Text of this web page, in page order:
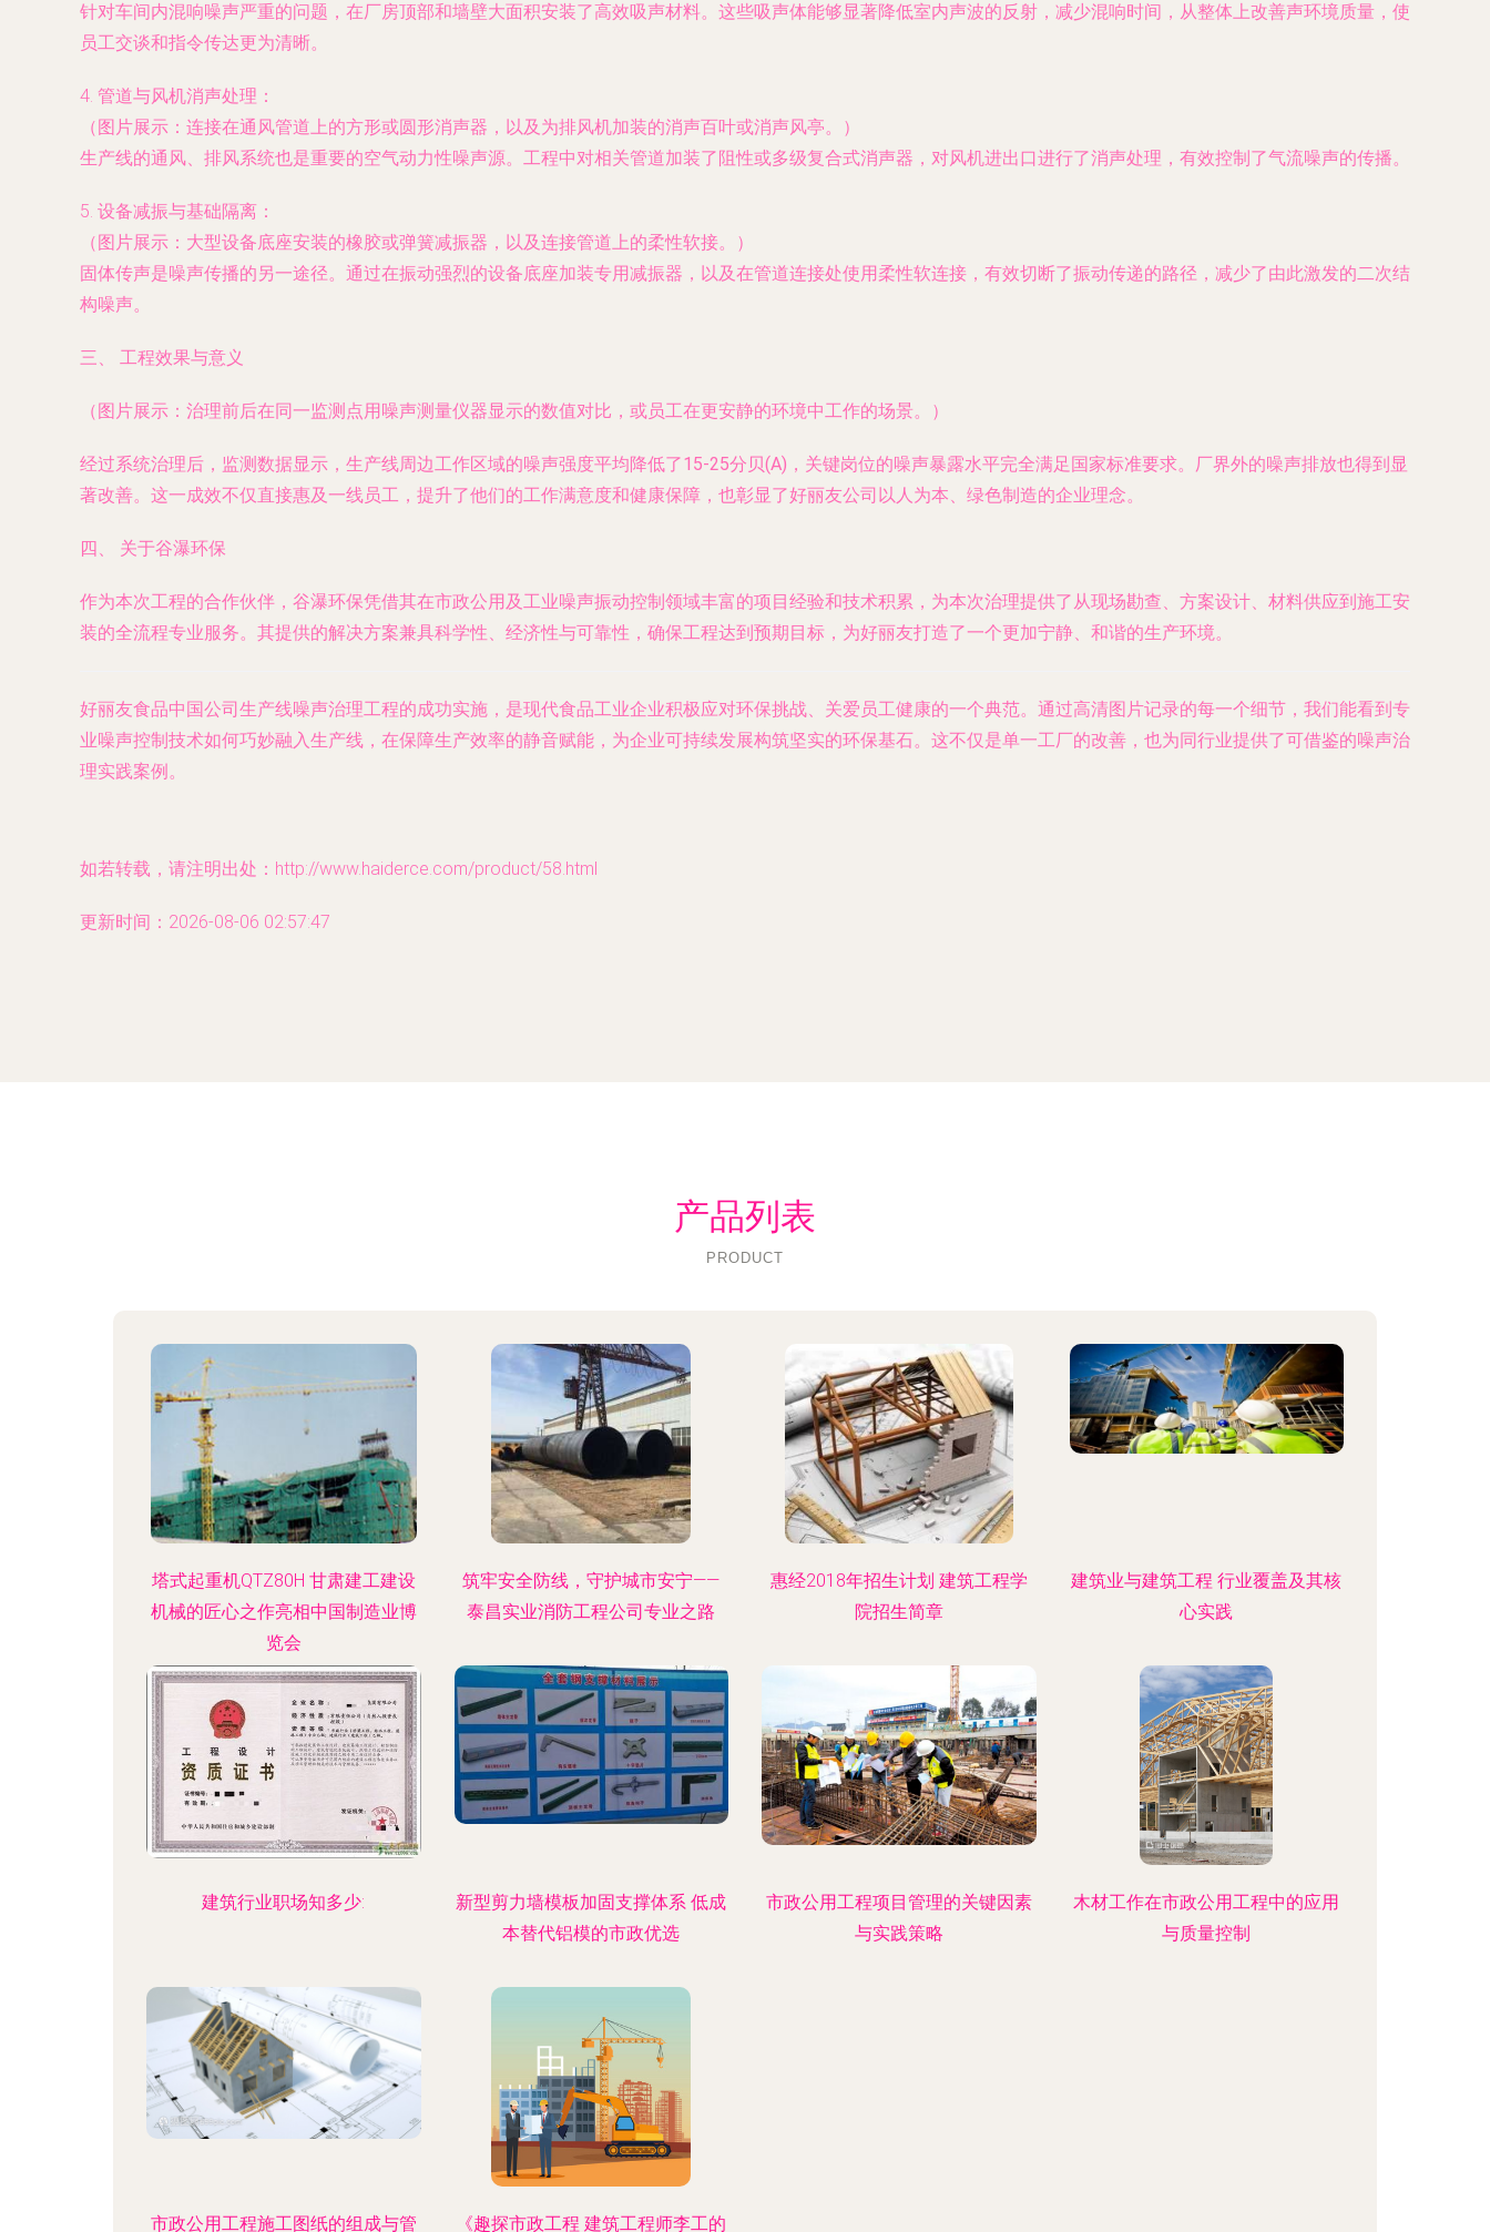
针对车间内混响噪声严重的问题，在厂房顶部和墙壁大面积安装了高效吸声材料。这些吸声体能够显著降低室内声波的反射，减少混响时间，从整体上改善声环境质量，使
员工交谈和指令传达更为清晰。
4. 管道与风机消声处理 ：
（图片展示：连接在通风管道上的方形或圆形消声器，以及为排风机加装的消声百叶或消声风亭。）
生产线的通风、排风系统也是重要的空气动力性噪声源。工程中对相关管道加装了阻性或多级复合式消声器，对风机进出口进行了消声处理，有效控制了气流噪声的传播。
5. 设备减振与基础隔离 ：
（图片展示：大型设备底座安装的橡胶或弹簧减振器，以及连接管道上的柔性软接。）
固体传声是噪声传播的另一途径。通过在振动强烈的设备底座加装专用减振器，以及在管道连接处使用柔性软连接，有效切断了振动传递的路径，减少了由此激发的二次结
构噪声。
三、 工程效果与意义
（图片展示：治理前后在同一监测点用噪声测量仪器显示的数值对比，或员工在更安静的环境中工作的场景。）
经过系统治理后，监测数据显示，生产线周边工作区域的噪声强度平均降低了15-25分贝(A) ，关键岗位的噪声暴露水平完全满足国家标准要求。厂界外的噪声排放也得到显
著改善。这一成效不仅直接惠及一线员工，提升了他们的工作满意度和健康保障，也彰显了好丽友公司以人为本、绿色制造的企业理念。
四、 关于谷瀑环保
作为本次工程的合作伙伴，谷瀑环保凭借其在市政公用及工业噪声振动控制领域丰富的项目经验和技术积累，为本次治理提供了从现场勘查、方案设计、材料供应到施工安
装的全流程专业服务。其提供的解决方案兼具科学性、经济性与可靠性，确保工程达到预期目标，为好丽友打造了一个更加宁静、和谐的生产环境。
好丽友食品中国公司生产线噪声治理工程的成功实施，是现代食品工业企业积极应对环保挑战、关爱员工健康的一个典范。通过高清图片记录的每一个细节，我们能看到专
业噪声控制技术如何巧妙融入生产线，在保障生产效率的静音赋能，为企业可持续发展构筑坚实的环保基石。这不仅是单一工厂的改善，也为同行业提供了可借鉴的噪声治
理实践案例。
如若转载，请注明出处：http://www.haiderce.com/product/58.html
更新时间：2026-08-06 02:57:47
产品列表
PRODUCT
塔式起重机QTZ80H 甘肃建工建设
机械的匠心之作亮相中国制造业博
览会
筑牢安全防线，守护城市安宁——
泰昌实业消防工程公司专业之路
惠经2018年招生计划 建筑工程学
院招生简章
建筑业与建筑工程 行业覆盖及其核
心实践
建筑行业职场知多少:
新型剪力墙模板加固支撑体系 低成
本替代铝模的市政优选
市政公用工程项目管理的关键因素
与实践策略
木材工作在市政公用工程中的应用
与质量控制
市政公用工程施工图纸的组成与管 《趣探市政工程 建筑工程师李工的